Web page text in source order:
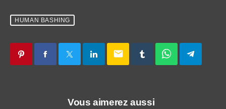
HUMAN BASHING
email
Vous aimerez aussi